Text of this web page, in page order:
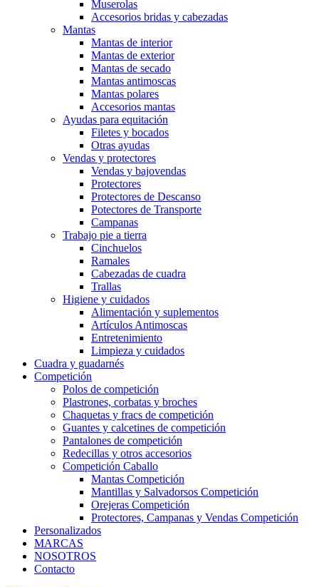
Muserolas
Accesorios bridas y cabezadas
Mantas
Mantas de interior
Mantas de exterior
Mantas de secado
Mantas antimoscas
Mantas polares
Accesorios mantas
Ayudas para equitación
Filetes y bocados
Otras ayudas
Vendas y protectores
Vendas y bajovendas
Protectores
Protectores de Descanso
Potectores de Transporte
Campanas
Trabajo pie a tierra
Cinchuelos
Ramales
Cabezadas de cuadra
Trallas
Higiene y cuidados
Alimentación y suplementos
Artículos Antimoscas
Entretenimiento
Limpieza y cuidados
Cuadra y guadarnés
Competición
Polos de competición
Plastrones, corbatas y broches
Chaquetas y fracs de competición
Guantes y calcetines de competición
Pantalones de competición
Redecillas y otros accesorios
Competición Caballo
Mantas Competición
Mantillas y Salvadorsos Competición
Orejeras Competición
Protectores, Campanas y Vendas Competición
Personalizados
MARCAS
NOSOTROS
Contacto